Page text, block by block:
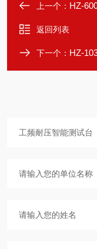
上一个： HZ-
返回列表
下一个： HZ-